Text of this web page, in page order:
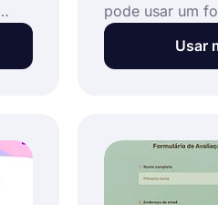
pode usar um
avaliação de
coletar
formulário de
equipamento
Usar